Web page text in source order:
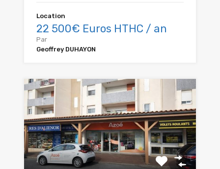
Location
22 500€ Euros HTHC / an
Par
Geoffrey DUHAYON